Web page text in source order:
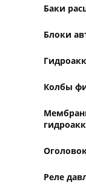
Баки
Блоки
Колбы
Реле